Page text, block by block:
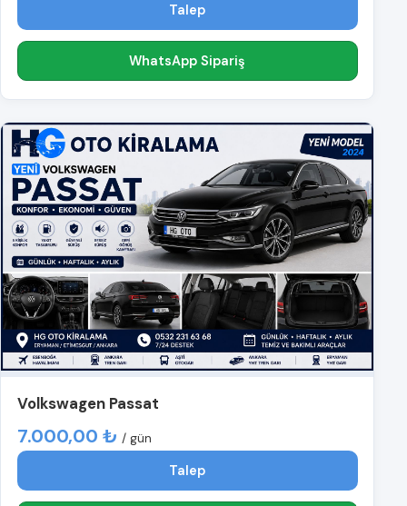
Talep
WhatsApp Sipariş
Volkswagen Passat
7.000,00 ₺ / gün
Talep